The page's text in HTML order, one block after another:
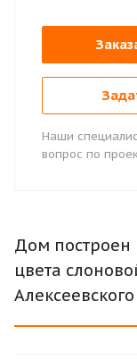
Наши
вопрос по
Дом построен
цвета